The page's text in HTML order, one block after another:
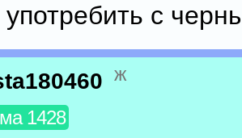
употребить с
ж
1428